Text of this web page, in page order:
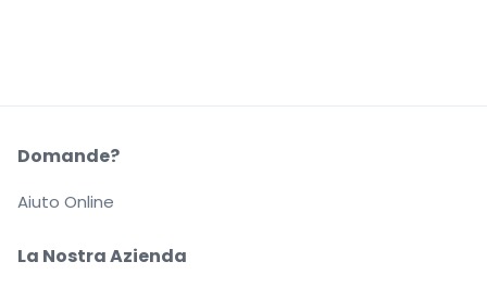
La Nostra Azienda
Domande?
Aiuto Online